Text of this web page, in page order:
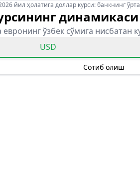
йил ҳолатига доллар курси: банкнинг
динамикаси
ўзбек сўмига нисбатан
USD
Сотиб олиш